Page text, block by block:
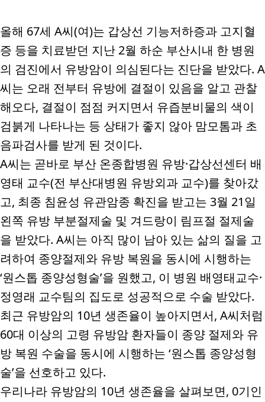
올해 67세 A씨(여)는 갑상선 기능저하증과 고지혈
증 등을 치료받던 지난 2월 하순 부산시내 한 병원
의 검진에서 유방암이 의심된다는 진단을 받았다. A
씨는 오래 전부터 유방에 결절이 있음을 알고 관찰
해오다, 결절이 점점 커지면서 유즙분비물의 색이
검붉게 나타나는 등 상태가 좋지 않아 맘모톰과 초
음파검사를 받게 된 것이다.
A씨는 곧바로 부산 온종합병원 유방·갑상선센터 배
영태 교수(전 부산대병원 유방외과 교수)를 찾아갔
고, 최종 침윤성 유관암종 확진을 받고는 3월 21일
왼쪽 유방 부분절제술 및 겨드랑이 림프절 절제술
을 받았다. A씨는 아직 많이 남아 있는 삶의 질을 고
려하여 종양절제와 유방 복원을 동시에 시행하는
‘원스톱 종양성형술’을 원했고, 이 병원 배영태교수·
정영래 교수팀의 집도로 성공적으로 수술 받았다.
최근 유방암의 10년 생존율이 높아지면서, A씨처럼
60대 이상의 고령 유방암 환자들이 종양 절제와 유
방 복원 수술을 동시에 시행하는 ‘원스톱 종양성형
술’을 선호하고 있다.
우리나라 유방암의 10년 생존율을 살펴보면, 0기인